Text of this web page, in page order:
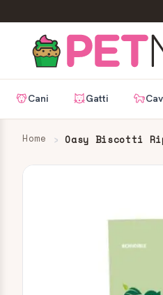
Cani Gatti
Home Oasy Biscotti